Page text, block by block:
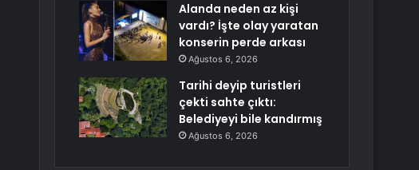
Alanda neden az kişi
vardı? İşte olay yaratan
konserin perde arkası
Ağustos 6, 2026
Tarihi deyip turistleri
çekti sahte çıktı:
Belediyeyi bile kandırmış
Ağustos 6, 2026